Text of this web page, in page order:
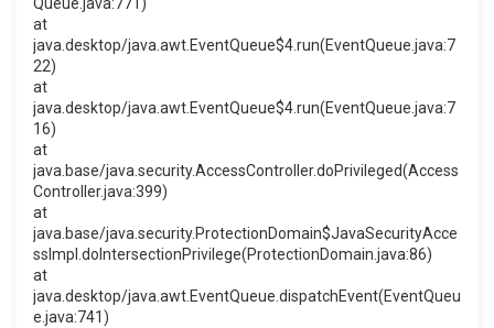
Queue.java:771)
at
java.desktop/java.awt.EventQueue$4.run(EventQueue.java:7
22)
at
java.desktop/java.awt.EventQueue$4.run(EventQueue.java:7
16)
at
java.base/java.security.AccessController.doPrivileged(Access
Controller.java:399)
at
java.base/java.security.ProtectionDomain$JavaSecurityAcce
ssImpl.doIntersectionPrivilege(ProtectionDomain.java:86)
at
java.desktop/java.awt.EventQueue.dispatchEvent(EventQueu
e.java:741)